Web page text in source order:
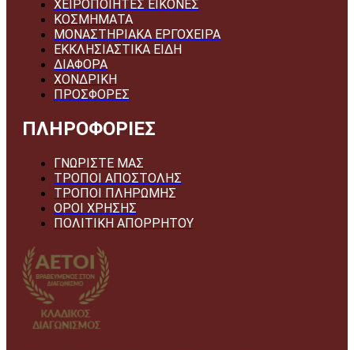
ΧΕΙΡΟΠΟΙΗΤΕΣ ΕΙΚΟΝΕΣ
ΚΟΣΜΗΜΑΤΑ
ΜΟΝΑΣΤΗΡΙΑΚΑ ΕΡΓΟΧΕΙΡΑ
ΕΚΚΛΗΣΙΑΣΤΙΚΑ ΕΙΔΗ
ΔΙΑΦΟΡΑ
ΧΟΝΔΡΙΚΗ
ΠΡΟΣΦΟΡΕΣ
ΠΛΗΡΟΦΟΡΙΕΣ
ΓΝΩΡΙΣΤΕ ΜΑΣ
ΤΡΟΠΟΙ ΑΠΟΣΤΟΛΗΣ
ΤΡΟΠΟΙ ΠΛΗΡΩΜΗΣ
ΟΡΟΙ ΧΡΗΣΗΣ
ΠΟΛΙΤΙΚΗ ΑΠΟΡΡΗΤΟΥ